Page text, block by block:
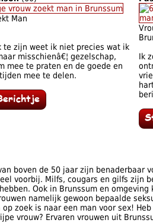
Man
te zijn weet ik niet precies wat ik
misschienâ€¦ gezelschap,
mee te praten en de goede en
mee te delen.
Ik
boven de 50 jaar zijn benaderbaar
voorbij. Milfs, cougars en gilfs zijn
Ook in Brunssum en omgeving
namelijk gewoon bepaalde
zoek is naar een man voor sex!
vrouw? Ervaren vrouwen uit